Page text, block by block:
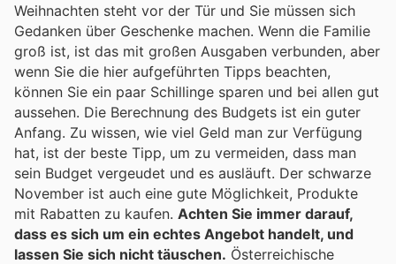
Weihnachten steht vor der Tür und Sie müssen sich
Gedanken über Geschenke machen. Wenn die Familie
groß ist, ist das mit großen Ausgaben verbunden, aber
wenn Sie die hier aufgeführten Tipps beachten,
können Sie ein paar Schillinge sparen und bei allen gut
aussehen. Die Berechnung des Budgets ist ein guter
Anfang. Zu wissen, wie viel Geld man zur Verfügung
hat, ist der beste Tipp, um zu vermeiden, dass man
sein Budget vergeudet und es ausläuft. Der schwarze
November ist auch eine gute Möglichkeit, Produkte
mit Rabatten zu kaufen. Achten Sie immer darauf,
dass es sich um ein echtes Angebot handelt, und
lassen Sie sich nicht täuschen. Österreichische